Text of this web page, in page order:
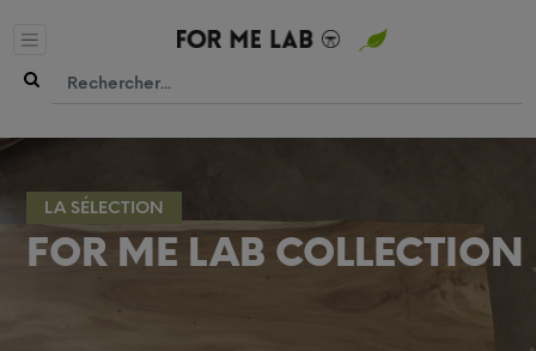
LA SÉLECTION
FOR ME LAB COLLECTION